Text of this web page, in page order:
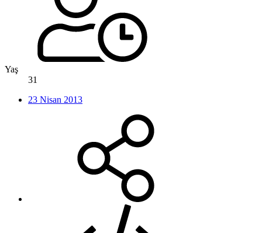
Yaş
31
23 Nisan 2013